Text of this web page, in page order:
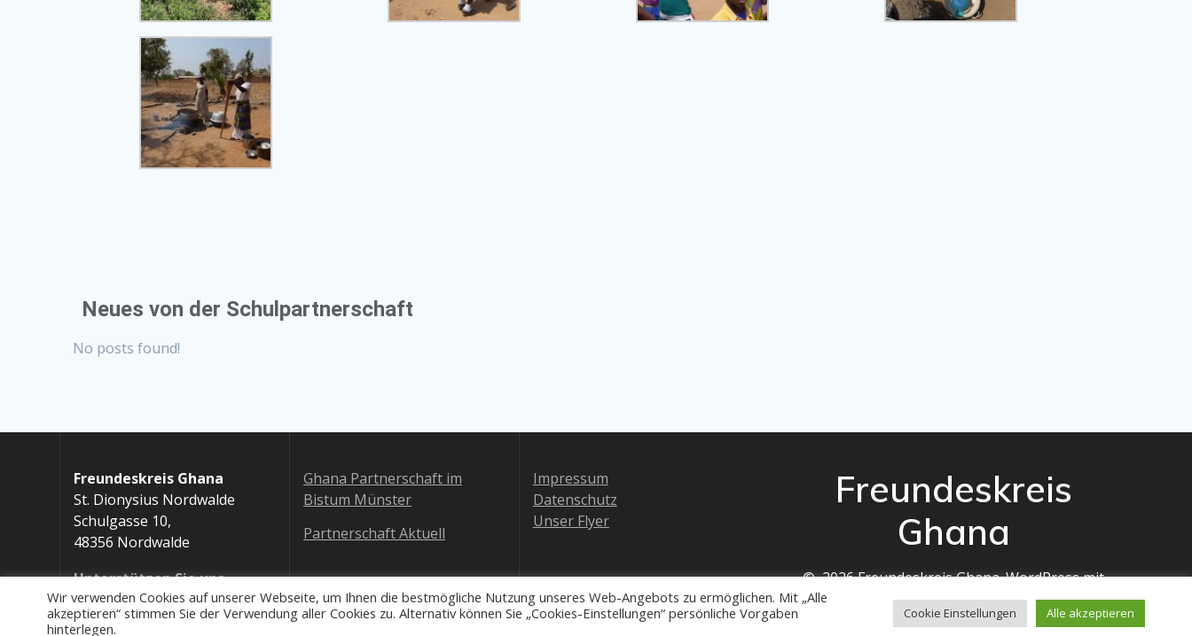
Neues von der Schulpartnerschaft
No posts found!
Freundeskreis Ghana
St. Dionysius Nordwalde
Schulgasse 10,
48356 Nordwalde
Unterstützen Sie uns
Ghana Partnerschaft im
Bistum Münster
Partnerschaft Aktuell
Impressum
Datenschutz
Unser Flyer
Freundeskreis
Ghana
© 2026 Freundeskreis Ghana. WordPress mit
demMesmerize-Theme
Wir verwenden Cookies auf unserer Webseite, um Ihnen die bestmögliche Nutzung unseres Web-Angebots zu ermöglichen. Mit „Alle
akzeptieren“ stimmen Sie der Verwendung aller Cookies zu. Alternativ können Sie „Cookies-Einstellungen“ persönliche Vorgaben
hinterlegen.
Cookie Einstellungen Alle akzeptieren